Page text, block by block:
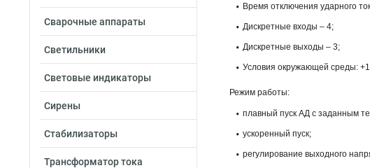
Сварочные аппараты
Светильники
Световые индикаторы
Сирены
Стабилизаторы
Трансформатор тока
Время отключения ударного
Дискретные входы – 4;
Дискретные выходы – 3;
Условия окружающей среды:
Режим работы:
плавный пуск АД с заданным
ускоренный пуск;
регулирование выходного